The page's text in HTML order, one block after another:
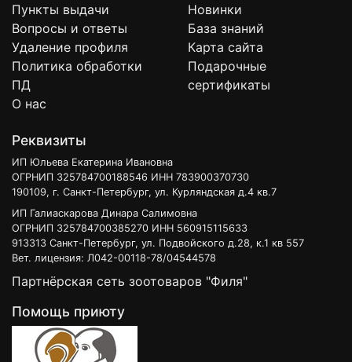
Пункты выдачи
Вопросы и ответы
Удаление профиля
Политика обработки
ПД
О нас
Новинки
База знаний
Карта сайта
Подарочные
сертификаты
Реквизиты
ИП Юльева Екатерина Ивановна
ОГРНИП 325784700188546 ИНН 783900370730
190109, г. Санкт-Петербург, ул. Курляндская д.4 кв.7
ИП Галиаскарова Динара Салимовна
ОГРНИП 325784700385270 ИНН 560915115633
913313 Санкт-Петербург, ул. Подвойского д.28, к.1 кв 557
Вет. лицензия: Л042-00118-78/04544578
Партнёрская сеть зоотоваров "Филя"
Помощь приюту